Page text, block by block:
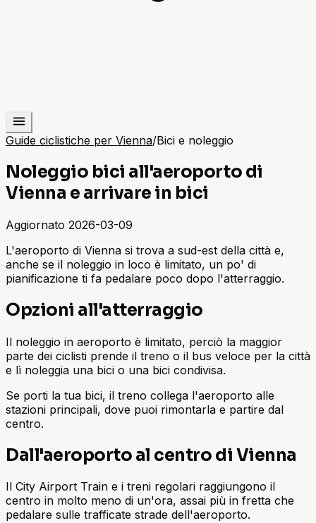
Guide ciclistiche per Vienna/Bici e noleggio
Noleggio bici all'aeroporto di
Vienna e arrivare in bici
Aggiornato 2026-03-09
L'aeroporto di Vienna si trova a sud-est della città e,
anche se il noleggio in loco è limitato, un po' di
pianificazione ti fa pedalare poco dopo l'atterraggio.
Opzioni all'atterraggio
Il noleggio in aeroporto è limitato, perciò la maggior
parte dei ciclisti prende il treno o il bus veloce per la città
e lì noleggia una bici o una bici condivisa.
Se porti la tua bici, il treno collega l'aeroporto alle
stazioni principali, dove puoi rimontarla e partire dal
centro.
Dall'aeroporto al centro di Vienna
Il City Airport Train e i treni regolari raggiungono il
centro in molto meno di un'ora, assai più in fretta che
pedalare sulle trafficate strade dell'aeroporto.